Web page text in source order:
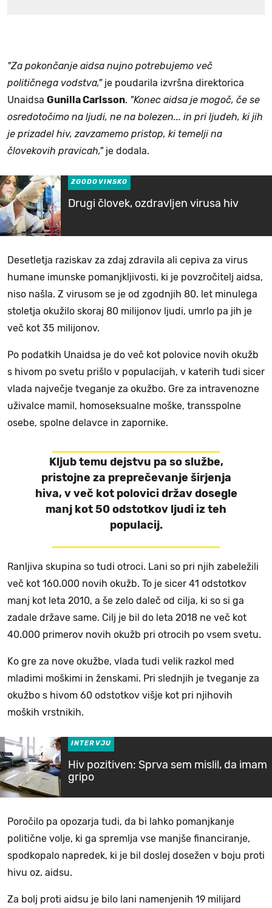
"Za pokončanje aidsa nujno potrebujemo več
političnega vodstva,"je poudarila izvršna direktorica
Unaidsa Gunilla Carlsson. "Konec aidsa je mogoč, če se
osredotočimo na ljudi, ne na bolezen... in pri ljudeh, ki jih
je prizadel hiv, zavzamemo pristop, ki temelji na
človekovih pravicah,"je dodala.
ZGODOVINSKO
Drugi človek, ozdravljen virusa hiv
Desetletja raziskav za zdaj zdravila ali cepiva za virus
humane imunske pomanjkljivosti, ki je povzročitelj aidsa,
niso našla. Z virusom se je od zgodnjih 80. let minulega
stoletja okužilo skoraj 80 milijonov ljudi, umrlo pa jih je
več kot 35 milijonov.
Po podatkih Unaidsa je do več kot polovice novih okužb
s hivom po svetu prišlo v populacijah, v katerih tudi sicer
vlada največje tveganje za okužbo. Gre za intravenozne
uživalce mamil, homoseksualne moške, transspolne
osebe, spolne delavce in zapornike.
Kljub temu dejstvu pa so službe,
pristojne za preprečevanje širjenja
hiva, v več kot polovici držav dosegle
manj kot 50 odstotkov ljudi iz teh
populacij.
Ranljiva skupina so tudi otroci. Lani so pri njih zabeležili
več kot 160.000 novih okužb. To je sicer 41 odstotkov
manj kot leta 2010, a še zelo daleč od cilja, ki so si ga
zadale države same. Cilj je bil do leta 2018 ne več kot
40.000 primerov novih okužb pri otrocih po vsem svetu.
Ko gre za nove okužbe, vlada tudi velik razkol med
mladimi moškimi in ženskami. Pri slednjih je tveganje za
okužbo s hivom 60 odstotkov višje kot pri njihovih
moških vrstnikih.
INTERVJU
Hiv pozitiven: Sprva sem mislil, da imam
gripo
Poročilo pa opozarja tudi, da bi lahko pomanjkanje
politične volje, ki ga spremlja vse manjše financiranje,
spodkopalo napredek, ki je bil doslej dosežen v boju proti
hivu oz. aidsu.
Za bolj proti aidsu je bilo lani namenjenih 19 milijard